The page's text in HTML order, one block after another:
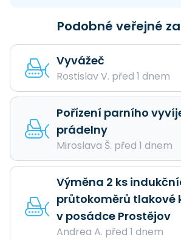
Podobné veřejné
Vyvážeč
Rostislav V. před 1 dnem
Pořízení parního
prádelny
Miroslava Š. před 1 dnem
Výměna 2 ks
průtokoměrů tlakové
v posádce Prostějov
Andrea A. před 1 dnem